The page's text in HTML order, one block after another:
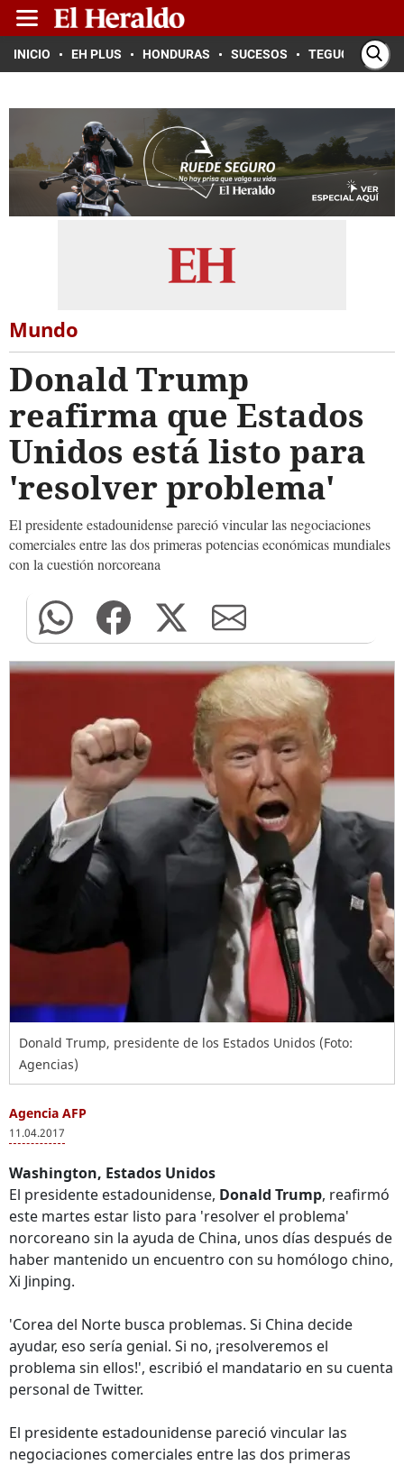
INICIO EH PLUS HONDURAS SUCESOS TEGUCIGALPA
Mundo
Donald Trump
reafirma que Estados
Unidos está listo para
'resolver problema'
El presidente estadounidense pareció vincular las negociaciones
comerciales entre las dos primeras potencias económicas mundiales
con la cuestión norcoreana
Donald Trump, presidente de los Estados Unidos (Foto:
Agencias)
Agencia AFP
11.04.2017
Washington, Estados Unidos
El presidente estadounidense, Donald Trump, reafirmó
este martes estar listo para 'resolver el problema'
norcoreano sin la ayuda de China, unos días después de
haber mantenido un encuentro con su homólogo chino,
Xi Jinping.
'Corea del Norte busca problemas. Si China decide
ayudar, eso sería genial. Si no, ¡resolveremos el
problema sin ellos!', escribió el mandatario en su cuenta
personal de Twitter.
El presidente estadounidense pareció vincular las
negociaciones comerciales entre las dos primeras